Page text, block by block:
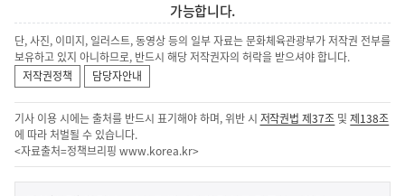
가능합니다.
단, 사진, 이미지, 일러스트, 동영상 등의 일부 자료는 문화체육관광부가 저작권 전부를
보유하고 있지 아니하므로, 반드시 해당 저작권자의 허락을 받으셔야 합니다.
저작권정책
담당자안내
기사 이용 시에는 출처를 반드시 표기해야 하며, 위반 시 저작권법 제37조 및제138조
에 따라 처벌될 수 있습니다.
<자료출처=정책브리핑 www.korea.kr>